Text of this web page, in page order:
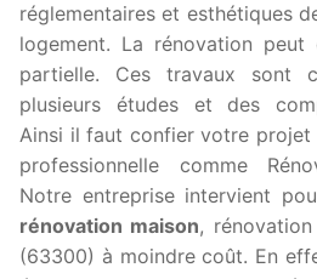
réglementaires et esthétiques
logement. La rénovation
partielle. Ces travaux sont
plusieurs études et des
Ainsi il faut confier votre projet
professionnelle comme
Notre entreprise intervient
rénovation maison,
(63300) à moindre coût. En